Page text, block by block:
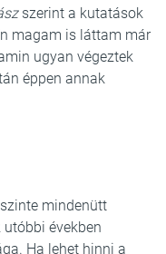
szerint a kutatások
magam is láttam már
ugyan végeztek
éppen annak
mindenütt
években
Ha lehet hinni a